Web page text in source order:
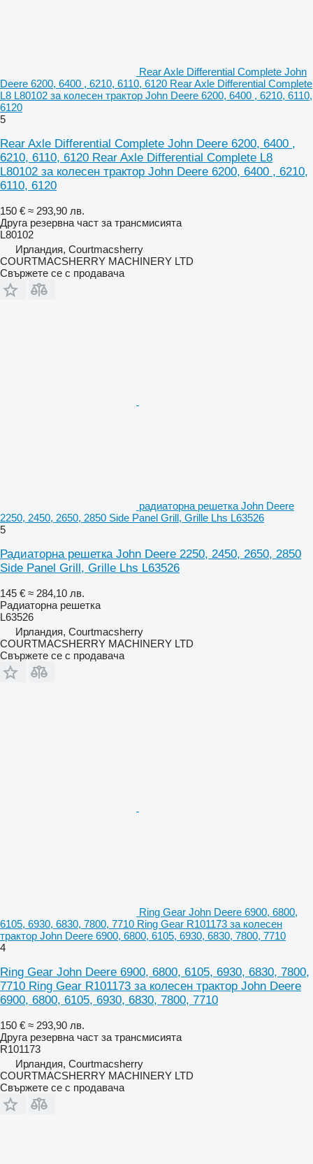
Rear Axle Differential Complete John
Deere 6200, 6400 , 6210, 6110, 6120 Rear Axle Differential Complete
L8 L80102 за колесен трактор John Deere 6200, 6400 , 6210, 6110,
6120
5
Rear Axle Differential Complete John Deere 6200, 6400 ,
6210, 6110, 6120 Rear Axle Differential Complete L8
L80102 за колесен трактор John Deere 6200, 6400 , 6210,
6110, 6120
150 € ≈ 293,90 лв.
Друга резервна част за трансмисията
L80102
Ирландия, Courtmacsherry
COURTMACSHERRY MACHINERY LTD
Свържете се с продавача
радиаторна решетка John Deere
2250, 2450, 2650, 2850 Side Panel Grill, Grille Lhs L63526
5
Радиаторна решетка John Deere 2250, 2450, 2650, 2850
Side Panel Grill, Grille Lhs L63526
145 € ≈ 284,10 лв.
Радиаторна решетка
L63526
Ирландия, Courtmacsherry
COURTMACSHERRY MACHINERY LTD
Свържете се с продавача
Ring Gear John Deere 6900, 6800,
6105, 6930, 6830, 7800, 7710 Ring Gear R101173 за колесен
трактор John Deere 6900, 6800, 6105, 6930, 6830, 7800, 7710
4
Ring Gear John Deere 6900, 6800, 6105, 6930, 6830, 7800,
7710 Ring Gear R101173 за колесен трактор John Deere
6900, 6800, 6105, 6930, 6830, 7800, 7710
150 € ≈ 293,90 лв.
Друга резервна част за трансмисията
R101173
Ирландия, Courtmacsherry
COURTMACSHERRY MACHINERY LTD
Свържете се с продавача